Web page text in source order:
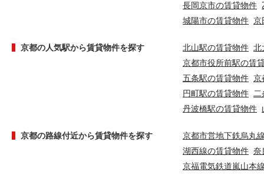
長岡京市の賃貸物件
城陽市の賃貸物件 京
京都の人気駅から賃貸物件を探す 北山駅の賃貸物件 北
京都市役所前駅の賃
五条駅の賃貸物件 京
円町駅の賃貸物件
丹波橋駅の賃貸物件
京都の路線付近から賃貸物件を探す
京都市営地下鉄烏丸
湖西線の賃貸物件 奈
京福電気鉄道嵐山本